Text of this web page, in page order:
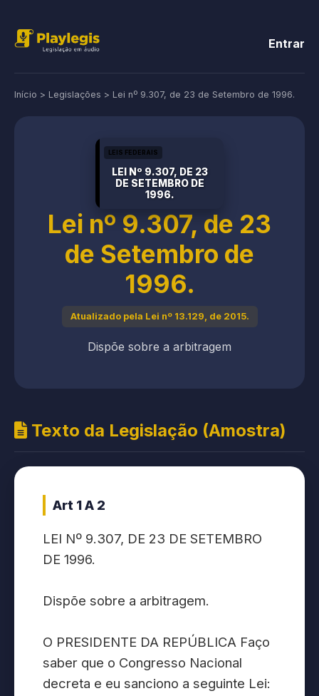
Entrar
Início > Legislações > Lei nº 9.307, de 23 de Setembro de 1996.
LEIS FEDERAIS
LEI Nº 9.307, DE 23
DE SETEMBRO DE
1996.
Lei nº 9.307, de 23
de Setembro de
1996.
Atualizado pela Lei nº 13.129, de 2015.
Dispõe sobre a arbitragem
Texto da Legislação (Amostra)
Art 1 A 2
LEI Nº 9.307, DE 23 DE SETEMBRO
DE 1996.
Dispõe sobre a arbitragem.
O PRESIDENTE DA REPÚBLICA Faço
saber que o Congresso Nacional
decreta e eu sanciono a seguinte Lei: